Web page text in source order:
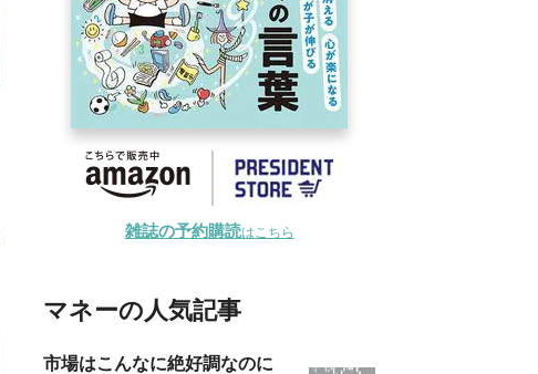
雑誌の予約購読はこちら
マネーの人気記事
市場はこんなに絶好調なのに